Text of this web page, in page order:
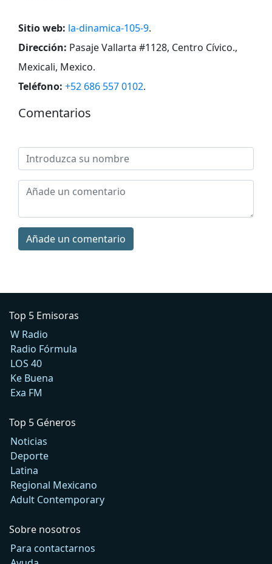
Sitio web: la-dinamica-105-9.
Dirección: Pasaje Vallarta #1128, Centro Cívico.,
Mexicali, Mexico.
Teléfono: +52 686 557 0102.
Comentarios
Añade un comentario
Top 5 Emisoras
W Radio
Radio Fórmula
LOS 40
Ke Buena
Exa FM
Top 5 Géneros
Noticias
Deporte
Latina
Regional Mexicano
Adult Contemporary
Sobre nosotros
Para contactarnos